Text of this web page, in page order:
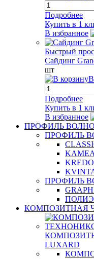
Подробнее
Купить в 1
В избранное
Быстрый
Сайдинг
шт
В
Подробнее
Купить в 1
В избранное
ПРОФИЛЬ
ПРОФИЛЬ
ПРОФИЛЬ
КОМПОЗИТНАЯ
LUXARD